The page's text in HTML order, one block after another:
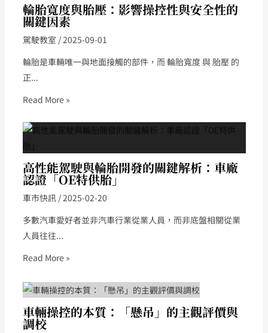
輪胎寬度與胎壓：影響操控性與安全性的
關鍵因素
駕駛教室 /2025-09-01
輪胎是車輛唯一與地面接觸的部件，而 輪胎寬度 與 胎壓 的
正...
Read More »
高性能駕駛與輪胎開發的關鍵解析：車廠
認證「OE特供胎」
車市快訊/2025-02-20
多數汽車愛好者並非汽車行業從業人員，而非底盤相關從業
人員往往...
Read More »
車輛操控的本質：「懸吊」的主觀評價與
調校